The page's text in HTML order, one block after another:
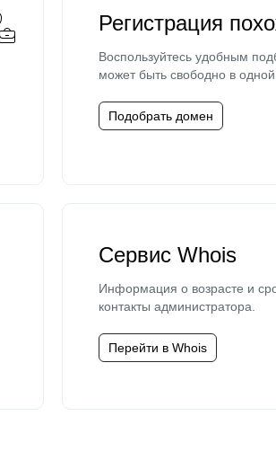
Регистрация
Воспользуйтесь удобным
может быть свободно в
Подобрать домен
Сервис Whois
Информация о возрасте и
контакты администратора.
Перейти в Whois